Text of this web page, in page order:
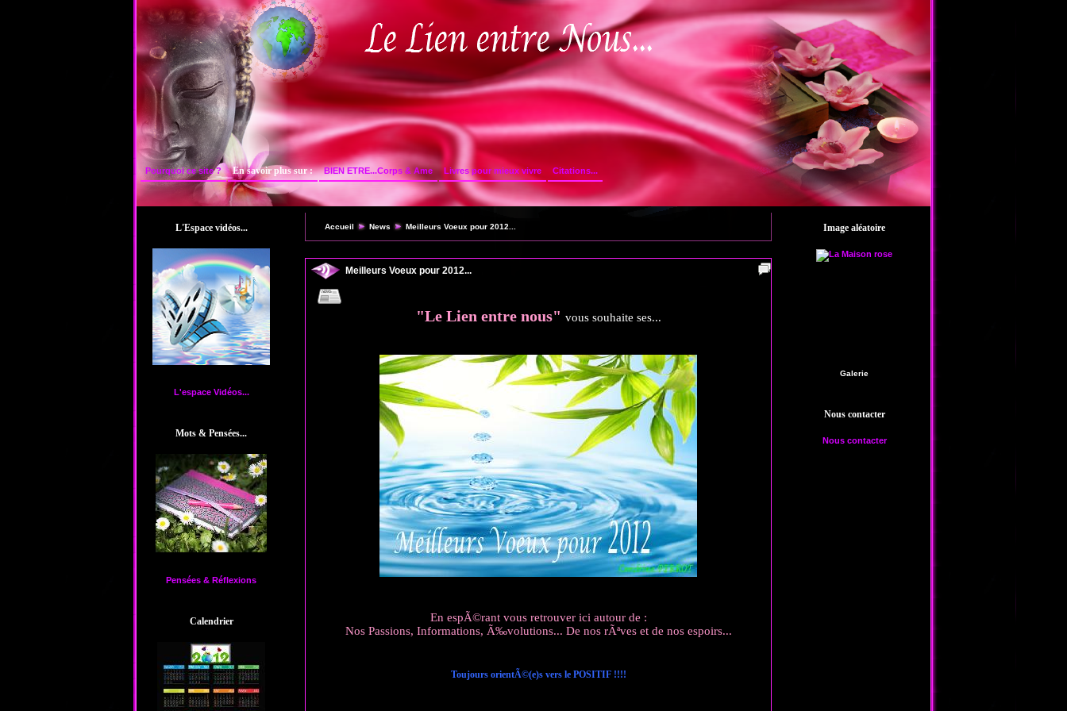
Pourquoi ce site ? En savoir plus sur : BIEN ETRE...Corps & Ame Livres pour mieux vivre Citations...
L'Espace vidéos...
L'espace Vidéos...
Mots & Pensées...
Pensées & Réflexions
Calendrier
Image aléatoire
Galerie
Nous contacter
Nous contacter
Accueil News Meilleurs Voeux pour 2012...
Meilleurs Voeux pour 2012...
"Le Lien entre nous" vous souhaite ses...
En espÃ©rant vous retrouver ici autour de :
Nos Passions, Informations, Ã‰volutions... De nos rÃªves et de nos espoirs...
Toujours orientÃ©(e)s vers le POSITIF !!!!